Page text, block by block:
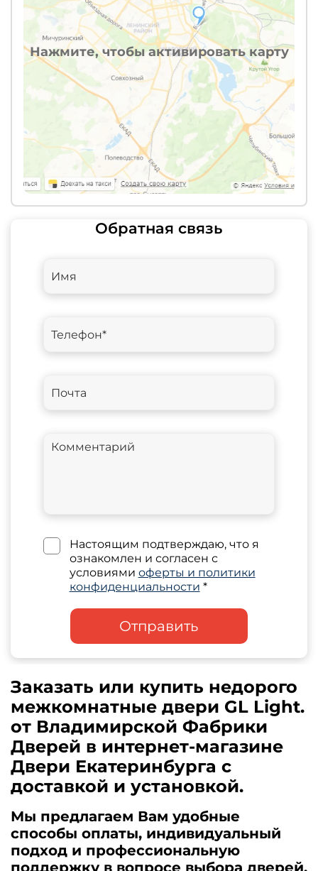
Нажмите, чтобы активировать карту
Обратная связь
Настоящим подтверждаю, что я
ознакомлен и согласен с
условиями оферты и политики
конфиденциальности *
Отправить
Заказать или купить недорого
межкомнатные двери GL Light.
от Владимирской Фабрики
Дверей в интернет-магазине
Двери Екатеринбурга с
доставкой и установкой.
Мы предлагаем Вам удобные
способы оплаты, индивидуальный
подход и профессиональную
поддержку в вопросе выбора дверей.